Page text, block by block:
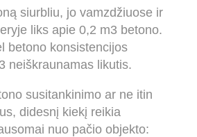
siurbliu, jo vamzdžiuose ir
liks apie 0,2 m3 betono.
betono konsistencijos
neiškraunamas likutis.
susitankinimo ar ne itin
didesnį kiekį reikia
nuo pačio objekto: